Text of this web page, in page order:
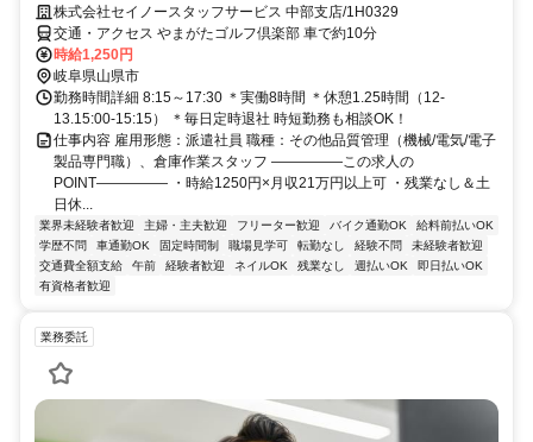
株式会社セイノースタッフサービス 中部支店/1H0329
交通・アクセス やまがたゴルフ倶楽部 車で約10分
時給1,250円
岐阜県山県市
勤務時間詳細 8:15～17:30 ＊実働8時間 ＊休憩1.25時間（12-
13.15:00-15:15） ＊毎日定時退社 時短勤務も相談OK！
仕事内容 雇用形態：派遣社員 職種：その他品質管理（機械/電気/電子
製品専門職）、倉庫作業スタッフ ―――――この求人の
POINT――――― ・時給1250円×月収21万円以上可 ・残業なし＆土
日休...
業界未経験者歓迎 主婦・主夫歓迎 フリーター歓迎 バイク通勤OK
給料前払いOK
学歴不問
車通勤OK 固定時間制 職場見学可 転勤なし 経験不問
未経験者歓迎
交通費全額支給
午前 経験者歓迎 ネイルOK 残業なし 週払いOK
即日払いOK
有資格者歓迎
業務委託